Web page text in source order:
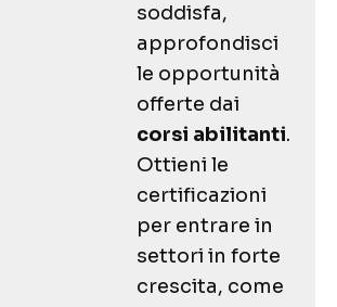
soddisfa,
approfondisci
le opportunità
offerte dai
corsi abilitanti.
Ottieni le
certificazioni
per entrare in
settori in forte
crescita, come